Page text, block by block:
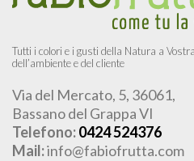
Tutti i colori e i gusti della Natura a
dell’ambiente e del cliente
Via del Mercato, 5, 36061,
Bassano del Grappa VI
Telefono:0424 524376
Mail:info@fabiofrutta.com